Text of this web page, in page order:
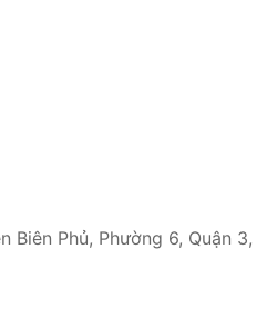
Biên Phủ, Phường 6, Quận 3,